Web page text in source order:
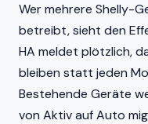
Wer mehrere Shelly-
betreibt, sieht den
HA meldet plötzlich,
bleiben statt jeden
Bestehende Geräte
von Aktiv auf Auto